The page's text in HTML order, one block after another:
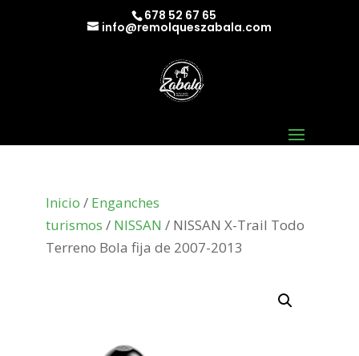
678 52 67 65
info@remolqueszabala.com
Inicio / Enganches
turismos / NISSAN / NISSAN X-Trail Todo
Terreno Bola fija de 2007-2013